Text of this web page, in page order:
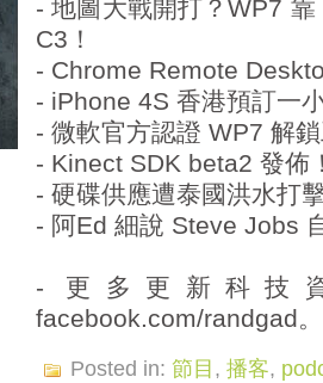
- 地圖大戰開打？WP7
C3！
- Chrome Remote
- iPhone 4S 香港預訂一
- 微軟官方認證 WP7 解
- Kinect SDK beta2 發佈
- 硬碟供應遭泰國洪水打
- 阿Ed 細說 Steve Jobs
- 更多更新科技
facebook.com/randgad。
Posted in: 節目, 播客,